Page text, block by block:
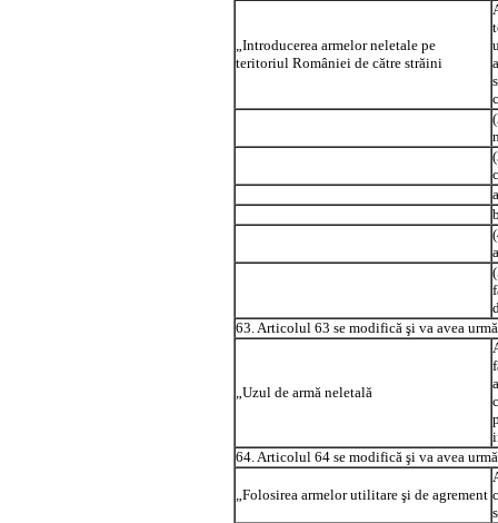
„Introducerea armelor neletale pe
teritoriul României de către străini
63. Articolul 63 se modifică şi va avea
„Uzul de armă neletală
64. Articolul 64 se modifică şi va avea
„Folosirea armelor utilitare şi de agrement